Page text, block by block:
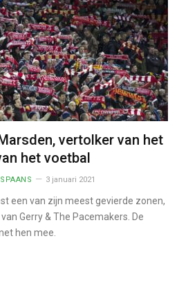
vertolker van het
het voetbal
3 januari 2021
een van zijn meest gevierde zonen,
Gerry & The Pacemakers. De
hen mee.